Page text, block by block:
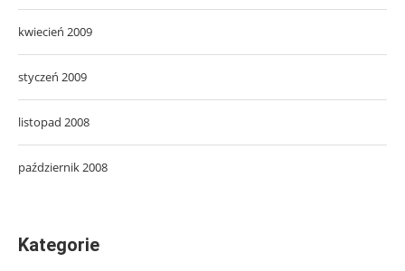
kwiecień 2009
styczeń 2009
listopad 2008
październik 2008
Kategorie